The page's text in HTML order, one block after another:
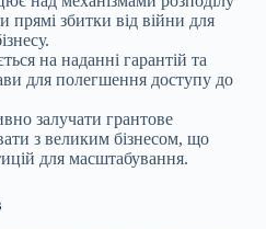
прямі збитки від війни для
на наданні гарантій та
для полегшення доступу до
залучати грантове
з великим бізнесом, що
для масштабування.